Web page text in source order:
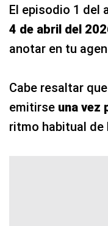
El episodio 1 del
4 de abril del
anotar en tu
Cabe resaltar
emitirse una vez
ritmo habitual